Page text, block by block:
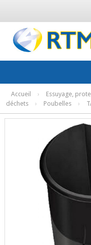
Accueil › Essuyage,
déchets
› Poubelles ›